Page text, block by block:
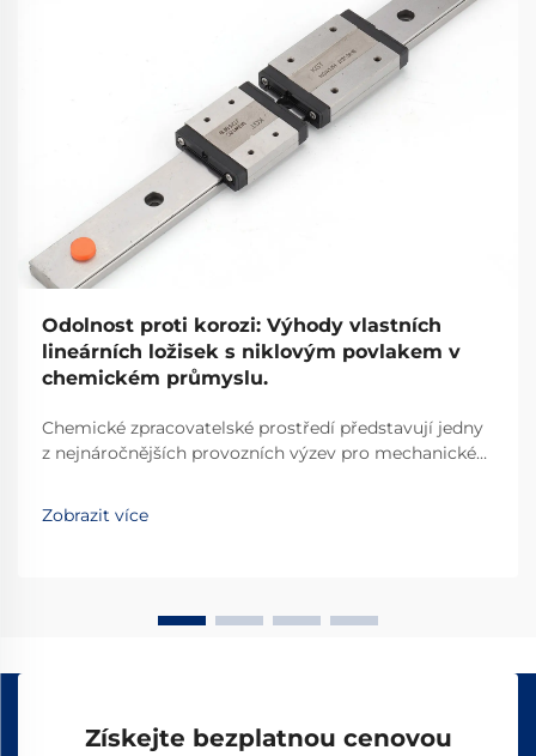
Odolnost proti korozi: Výhody vlastních
lineárních ložisek s niklovým povlakem v
chemickém průmyslu.
Chemické zpracovatelské prostředí představují jedny
z nejnáročnějších provozních výzev pro mechanické
korozivní chemikálie, kyseliny a louhové látky,
vyžaduje řešení navržená s precizní technickou
Zobrazit více
Získejte bezplatnou cenovou